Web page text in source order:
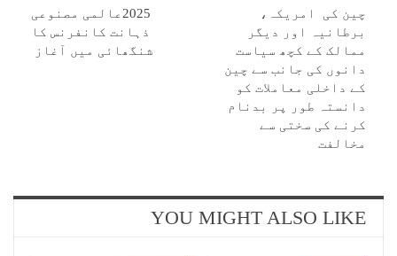
چین کی امریکہ،
برطانیہ اور دیگر
ممالک کے کچھ سیاست
دانوں کی جانب سے چین
کے داخلی معاملات کو
دانستہ طور پر بدنام
کرنے کی سختی سے
مخالفت
2025عالمی مصنوعی
ذہانت کانفرنس کا
شنگھائی میں آغاز
YOU MIGHT ALSO LIKE